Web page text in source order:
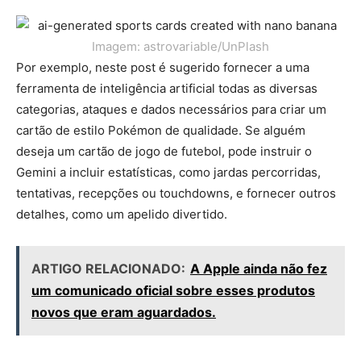
Imagem: astrovariable/UnPlash
Por exemplo, neste post é sugerido fornecer a uma
ferramenta de inteligência artificial todas as diversas
categorias, ataques e dados necessários para criar um
cartão de estilo Pokémon de qualidade. Se alguém
deseja um cartão de jogo de futebol, pode instruir o
Gemini a incluir estatísticas, como jardas percorridas,
tentativas, recepções ou touchdowns, e fornecer outros
detalhes, como um apelido divertido.
ARTIGO RELACIONADO: A Apple ainda não fez
um comunicado oficial sobre esses produtos
novos que eram aguardados.